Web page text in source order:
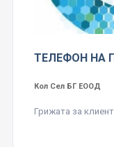
ТЕЛЕФОН НА
Кол Сел БГ ЕООД
Грижата за